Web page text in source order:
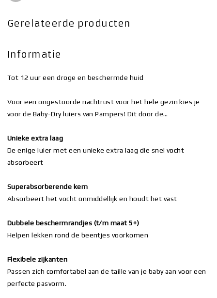
Gerelateerde producten
Informatie
Tot 12 uur een droge en beschermde huid
Voor een ongestoorde nachtrust voor het hele gezin kies je
voor de Baby-Dry luiers van Pampers! Dit door de…
Unieke extra laag
De enige luier met een unieke extra laag die snel vocht
absorbeert
Superabsorberende kern
Absorbeert het vocht onmiddellijk en houdt het vast
Dubbele beschermrandjes (t/m maat 5+)
Helpen lekken rond de beentjes voorkomen
Flexibele zijkanten
Passen zich comfortabel aan de taille van je baby aan voor een
perfecte pasvorm.